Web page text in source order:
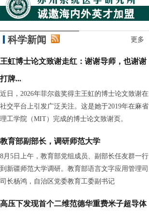
科学新闻 更多
王虹博士论文致谢走红：谢谢导师，也谢谢
打牌...
近日，2026年菲尔兹奖得主王虹的博士论文致谢在
社交平台上引发广泛关注。这是她于2019年在麻省
理工学院（MIT）完成的博士论文致谢页。
教育部副部长，调研师范大学
8月5日上午，教育部党组成员、副部长任友群一行
到新疆师范大学调研。教育部语言文字应用管理司
司长杨鸿，自治区党委教育工委副书记
高压下发现首个二维范德华重费米子超导体